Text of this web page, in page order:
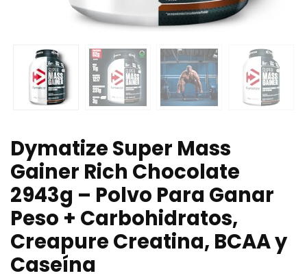
Dymatize Super Mass
Gainer Rich Chocolate
2943g – Polvo Para Ganar
Peso + Carbohidratos,
Creapure Creatina, BCAA y
Caseína